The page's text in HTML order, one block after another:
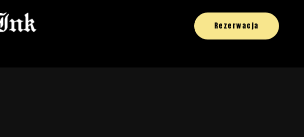
Rezerwacja